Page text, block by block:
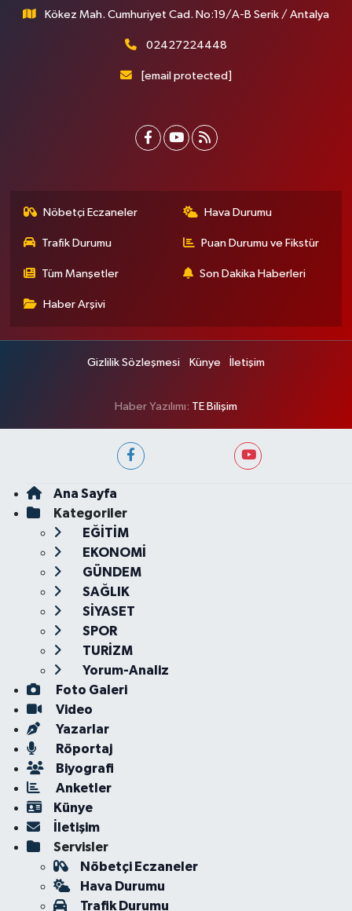
Kökez Mah. Cumhuriyet Cad. No:19/A-B Serik / Antalya
02427224448
[email protected]
Nöbetçi Eczaneler Hava Durumu
Trafik Durumu Puan Durumu ve Fikstür
Tüm Manşetler Son Dakika Haberleri
Haber Arşivi
Gizlilik Sözleşmesi Künye İletişim
Haber Yazılımı: TE Bilişim
Ana Sayfa
Kategoriler
EĞİTİM
EKONOMİ
GÜNDEM
SAĞLIK
SİYASET
SPOR
TURİZM
Yorum-Analiz
Foto Galeri
Video
Yazarlar
Röportaj
Biyografi
Anketler
Künye
İletişim
Servisler
Nöbetçi Eczaneler
Hava Durumu
Trafik Durumu